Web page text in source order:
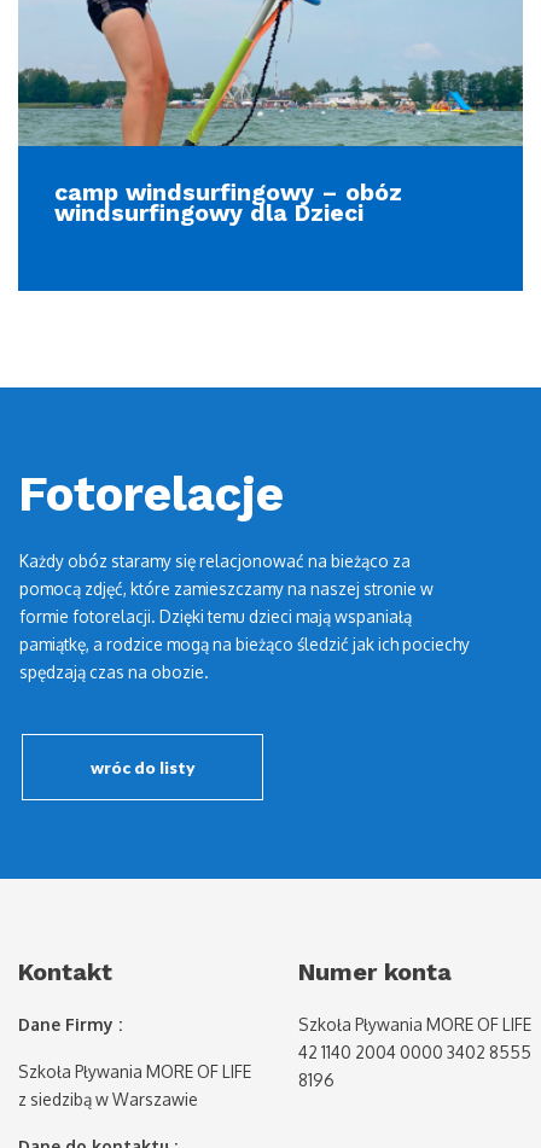
camp windsurfingowy – obóz
windsurfingowy dla Dzieci
Fotorelacje
Każdy obóz staramy się relacjonować na bieżąco za
pomocą zdjęć, które zamieszczamy na naszej stronie w
formie fotorelacji. Dzięki temu dzieci mają wspaniałą
pamiątkę, a rodzice mogą na bieżąco śledzić jak ich pociechy
spędzają czas na obozie.
wróc do listy
Kontakt
Dane Firmy :
Szkoła Pływania MORE OF LIFE
z siedzibą w Warszawie
Numer konta
Szkoła Pływania MORE OF LIFE
42 1140 2004 0000 3402 8555
8196